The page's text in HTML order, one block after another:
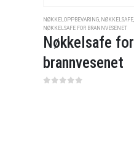
NØKKELOPPBEVARING NØKKELSAFE
NØKKELSAFE FOR BRANNVESENET
Nøkkelsafe for
brannvesenet